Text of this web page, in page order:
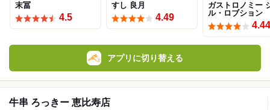
末冨
4.5
すし 良月
4.49
ガストロノミー
ル・ロブション
4.44
アプリに切り替える
牛串 ろっきー 恵比寿店